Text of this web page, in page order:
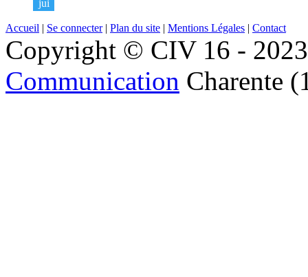
jui
Accueil | Se connecter| Plan du site | Mentions Légales | Contact
Copyright © CIV 16 -
Communication Charente